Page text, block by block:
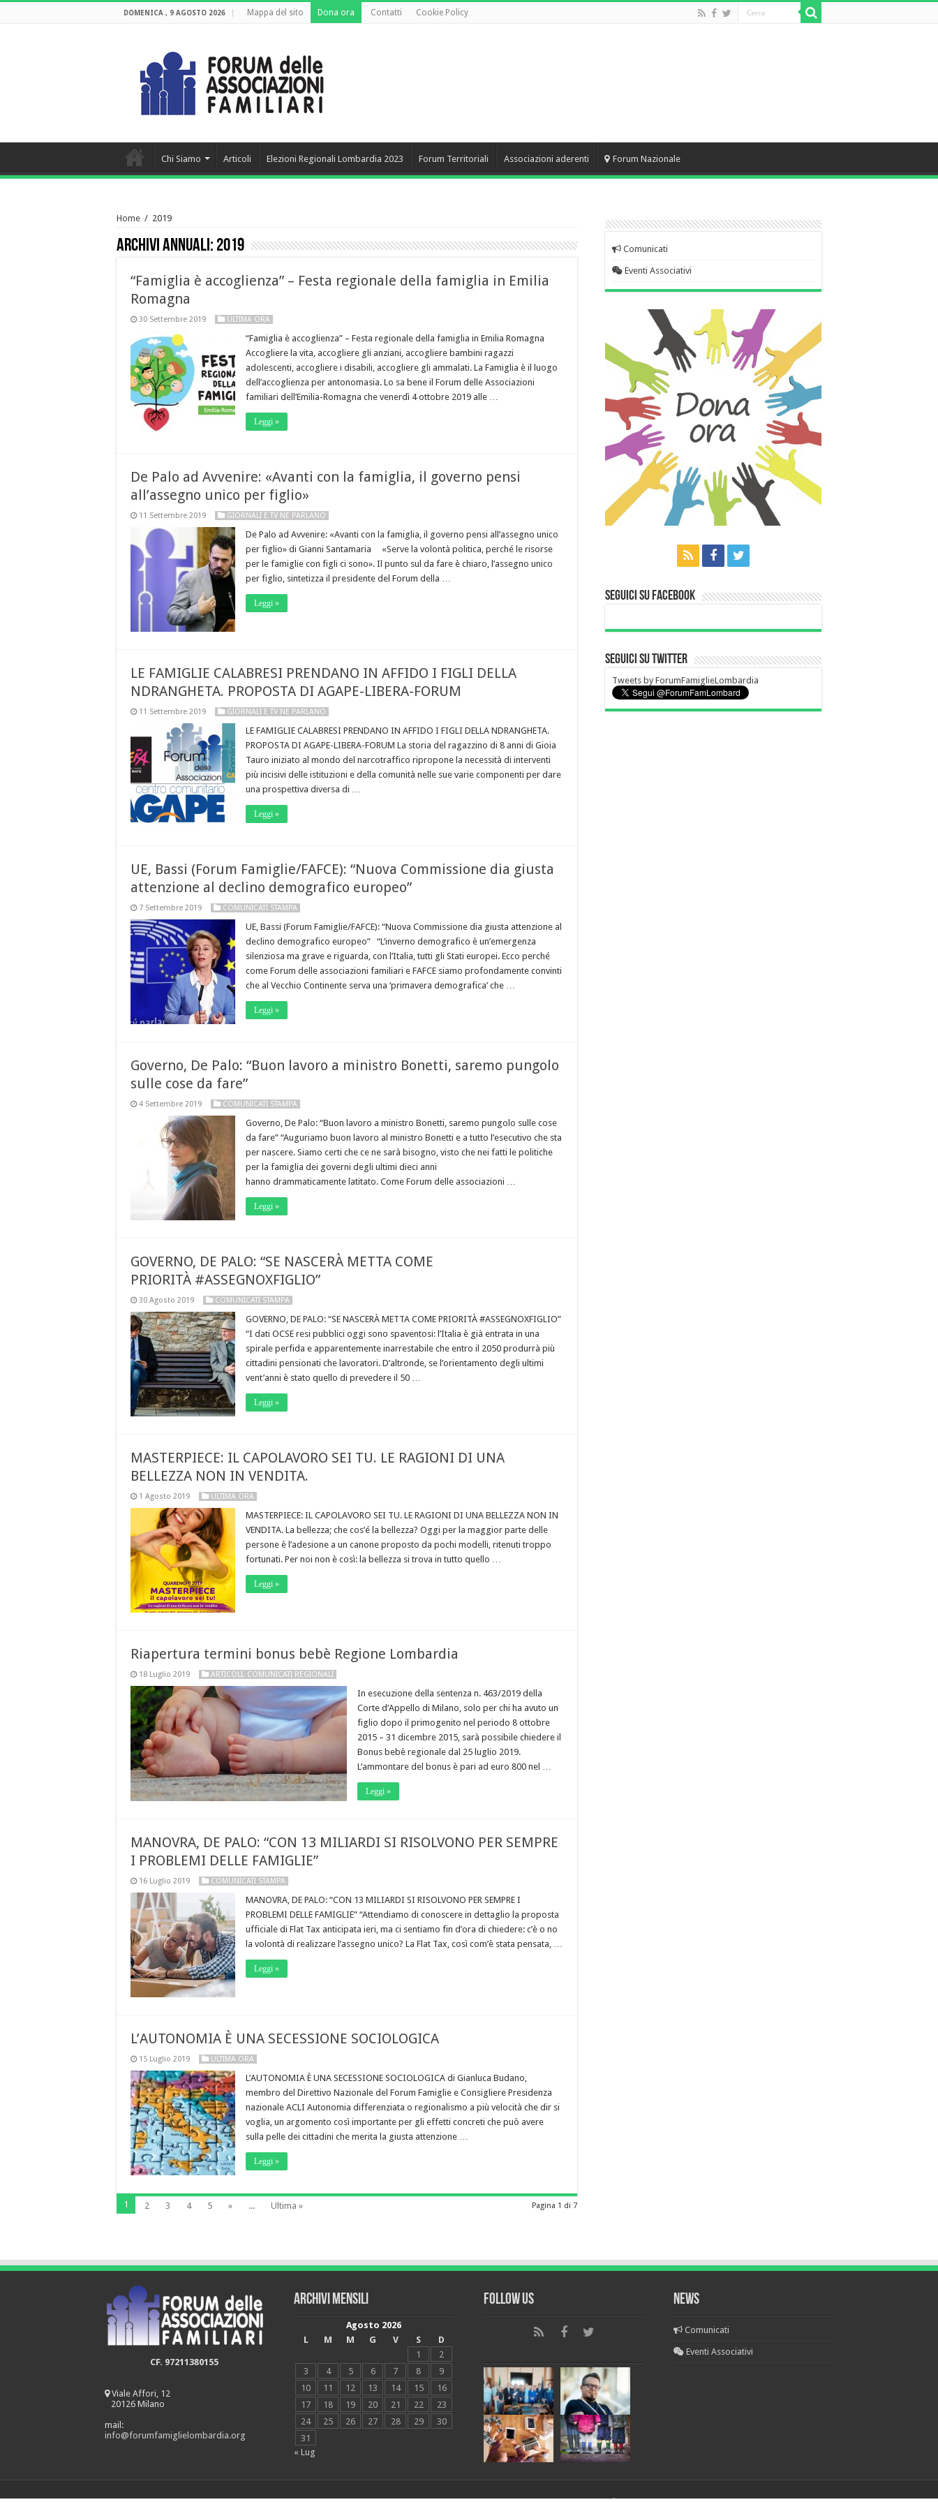
DOMENICA , 9 AGOSTO 2026 Mappa del sito Dona ora Contatti Cookie Policy
Chi Siamo Articoli Elezioni Regionali Lombardia 2023 Forum Territoriali Associazioni aderenti Forum Nazionale
Home / 2019
Archivi annuali: 2019
“Famiglia è accoglienza” – Festa regionale della famiglia in Emilia
Romagna
30 Settembre 2019 ULTIMA ORA
“Famiglia è accoglienza” – Festa regionale della famiglia in Emilia Romagna
Accogliere la vita, accogliere gli anziani, accogliere bambini ragazzi
adolescenti, accogliere i disabili, accogliere gli ammalati. La Famiglia è il luogo
dell’accoglienza per antonomasia. Lo sa bene il Forum delle Associazioni
familiari dell’Emilia-Romagna che venerdì 4 ottobre 2019 alle …
Leggi »
De Palo ad Avvenire: «Avanti con la famiglia, il governo pensi
all’assegno unico per figlio»
11 Settembre 2019 GIORNALI E TV NE PARLANO
De Palo ad Avvenire: «Avanti con la famiglia, il governo pensi all’assegno unico
per figlio» di Gianni Santamaria «Serve la volontà politica, perché le risorse
per le famiglie con figli ci sono». Il punto sul da fare è chiaro, l’assegno unico
per figlio, sintetizza il presidente del Forum della …
Leggi »
LE FAMIGLIE CALABRESI PRENDANO IN AFFIDO I FIGLI DELLA
NDRANGHETA. PROPOSTA DI AGAPE-LIBERA-FORUM
11 Settembre 2019 GIORNALI E TV NE PARLANO
LE FAMIGLIE CALABRESI PRENDANO IN AFFIDO I FIGLI DELLA NDRANGHETA.
PROPOSTA DI AGAPE-LIBERA-FORUM La storia del ragazzino di 8 anni di Gioia
Tauro iniziato al mondo del narcotraffico ripropone la necessità di interventi
più incisivi delle istituzioni e della comunità nelle sue varie componenti per dare
una prospettiva diversa di …
Leggi »
UE, Bassi (Forum Famiglie/FAFCE): “Nuova Commissione dia giusta
attenzione al declino demografico europeo”
7 Settembre 2019 COMUNICATI STAMPA
UE, Bassi (Forum Famiglie/FAFCE): “Nuova Commissione dia giusta attenzione al
declino demografico europeo” “L’inverno demografico è un’emergenza
silenziosa ma grave e riguarda, con l’Italia, tutti gli Stati europei. Ecco perché
come Forum delle associazioni familiari e FAFCE siamo profondamente convinti
che al Vecchio Continente serva una ‘primavera demografica’ che …
Leggi »
Governo, De Palo: “Buon lavoro a ministro Bonetti, saremo pungolo
sulle cose da fare”
4 Settembre 2019 COMUNICATI STAMPA
Governo, De Palo: “Buon lavoro a ministro Bonetti, saremo pungolo sulle cose
da fare” “Auguriamo buon lavoro al ministro Bonetti e a tutto l’esecutivo che sta
per nascere. Siamo certi che ce ne sarà bisogno, visto che nei fatti le politiche
per la famiglia dei governi degli ultimi dieci anni
hanno drammaticamente latitato. Come Forum delle associazioni …
Leggi »
GOVERNO, DE PALO: “SE NASCERÀ METTA COME
PRIORITÀ #ASSEGNOXFIGLIO”
30 Agosto 2019 COMUNICATI STAMPA
GOVERNO, DE PALO: “SE NASCERÀ METTA COME PRIORITÀ #ASSEGNOXFIGLIO”
“I dati OCSE resi pubblici oggi sono spaventosi: l’Italia è già entrata in una
spirale perfida e apparentemente inarrestabile che entro il 2050 produrrà più
cittadini pensionati che lavoratori. D’altronde, se l’orientamento degli ultimi
vent’anni è stato quello di prevedere il 50 …
Leggi »
MASTERPIECE: IL CAPOLAVORO SEI TU. LE RAGIONI DI UNA
BELLEZZA NON IN VENDITA.
1 Agosto 2019 ULTIMA ORA
MASTERPIECE: IL CAPOLAVORO SEI TU. LE RAGIONI DI UNA BELLEZZA NON IN
VENDITA. La bellezza; che cos’é la bellezza? Oggi per la maggior parte delle
persone è l’adesione a un canone proposto da pochi modelli, ritenuti troppo
fortunati. Per noi non è così: la bellezza si trova in tutto quello …
Leggi »
Riapertura termini bonus bebè Regione Lombardia
18 Luglio 2019 ARTICOLI, COMUNICATI REGIONALI
In esecuzione della sentenza n. 463/2019 della
Corte d’Appello di Milano, solo per chi ha avuto un
figlio dopo il primogenito nel periodo 8 ottobre
2015 – 31 dicembre 2015, sarà possibile chiedere il
Bonus bebè regionale dal 25 luglio 2019.
L’ammontare del bonus è pari ad euro 800 nel …
Leggi »
MANOVRA, DE PALO: “CON 13 MILIARDI SI RISOLVONO PER SEMPRE
I PROBLEMI DELLE FAMIGLIE”
16 Luglio 2019 COMUNICATI STAMPA
MANOVRA, DE PALO: “CON 13 MILIARDI SI RISOLVONO PER SEMPRE I
PROBLEMI DELLE FAMIGLIE” “Attendiamo di conoscere in dettaglio la proposta
ufficiale di Flat Tax anticipata ieri, ma ci sentiamo fin d’ora di chiedere: c’è o no
la volontà di realizzare l’assegno unico? La Flat Tax, così com’è stata pensata, …
Leggi »
L’AUTONOMIA È UNA SECESSIONE SOCIOLOGICA
15 Luglio 2019 ULTIMA ORA
L’AUTONOMIA È UNA SECESSIONE SOCIOLOGICA di Gianluca Budano,
membro del Direttivo Nazionale del Forum Famiglie e Consigliere Presidenza
nazionale ACLI Autonomia differenziata o regionalismo a più velocità che dir si
voglia, un argomento così importante per gli effetti concreti che può avere
sulla pelle dei cittadini che merita la giusta attenzione …
Leggi »
Pagina 1 di 7
1 2 3 4 5 » ... Ultima »
Comunicati
Eventi Associativi
Seguici su Facebook
Seguici su Twitter
Tweets by ForumFamiglieLombardia
CF. 97211380155
Viale Affori, 12
20126 Milano
mail:
info@forumfamiglielombardia.org
Archivi mensili
Agosto 2026
L
M M G V S
D
1
2
3
4 5 6 7 8
9
10
11 12 13 14 15
16
17
18 19 20 21 22
23
24
25 26 27 28 29
30
31
« Lug
Follow Us News
Comunicati
Eventi Associativi